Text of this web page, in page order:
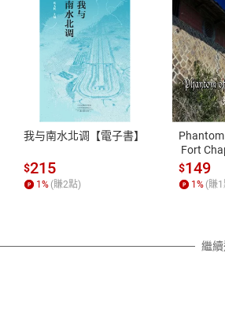
PAY、AFTEE
退換貨
本店是否提供消
之權利，遽消費
除權合理例外情
質各有不同規
照各商品說明。
我与南水北调【電子書】
$215
1 % (賺2點)
Fort
書】
$149
1 % (賺1
繼